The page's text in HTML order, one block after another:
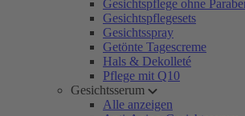
Gesichtspflege ohne
Gesichtspflegesets
Gesichtsspray
Getönte Tagescreme
Hals & Dekolleté
Pflege mit Q10
Gesichtsserum
Alle anzeigen